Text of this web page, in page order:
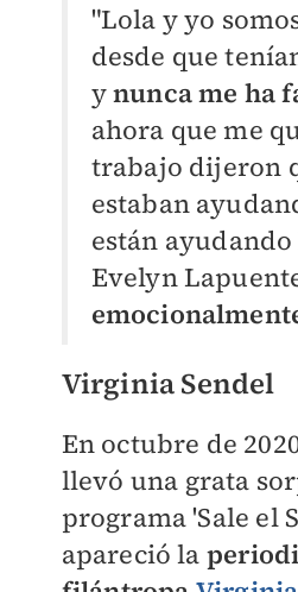
"Lola y yo
desde que
ynunca me ha
ahora que me
trabajo dijeron
estaban
están
Evelyn
Virginia Sendel
En octubre de
llevó una grata
programa 'Sale el
apareció la